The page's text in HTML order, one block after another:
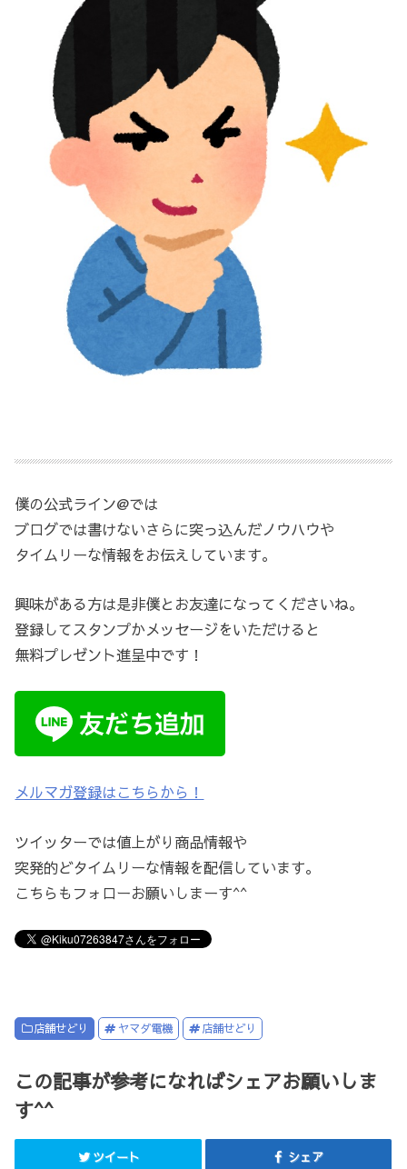
僕の公式ライン@では
ブログでは書けないさらに突っ込んだノウハウや
タイムリーな情報をお伝えしています。
興味がある方は是非僕とお友達になってくださいね。
登録してスタンプかメッセージをいただけると
無料プレゼント進呈中です！
メルマガ登録はこちらから！
ツイッターでは値上がり商品情報や
突発的どタイムリーな情報を配信しています。
こちらもフォローお願いしまーす^^
店舗せどり ヤマダ電機 店舗せどり
この記事が参考になればシェアお願いしま
す^^
ツイート シェア